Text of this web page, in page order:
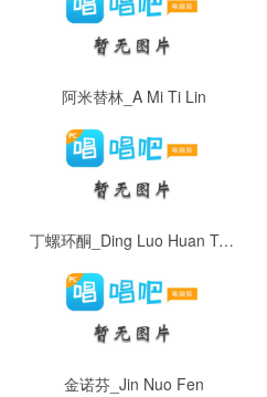
阿米替林_A Mi Ti Lin
丁螺环酮_Ding Luo Huan Tong
金诺芬_Jin Nuo Fen